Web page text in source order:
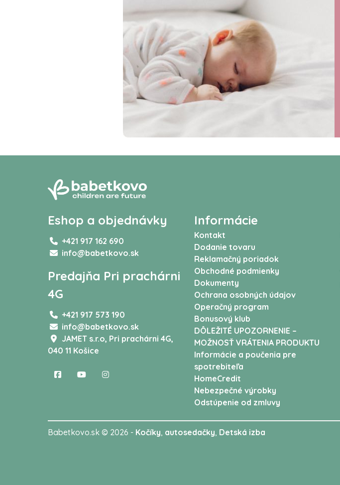
Eshop a objednávky
+421 917 162 690
info@babetkovo.sk
Predajňa Pri prachárni
4G
+421 917 573 190
info@babetkovo.sk
JAMET s.r.o, Pri prachárni 4G,
040 11 Košice
Informácie
Kontakt
Dodanie tovaru
Reklamačný poriadok
Obchodné podmienky
Dokumenty
Ochrana osobných údajov
Operačný program
Bonusový klub
DÔLEŽITÉ UPOZORNENIE –
MOŽNOSŤ VRÁTENIA PRODUKTU
Informácie a poučenia pre
spotrebiteľa
HomeCredit
Nebezpečné výrobky
Odstúpenie od zmluvy
Babetkovo.sk © 2026 - Kočíky, autosedačky, Detská izba